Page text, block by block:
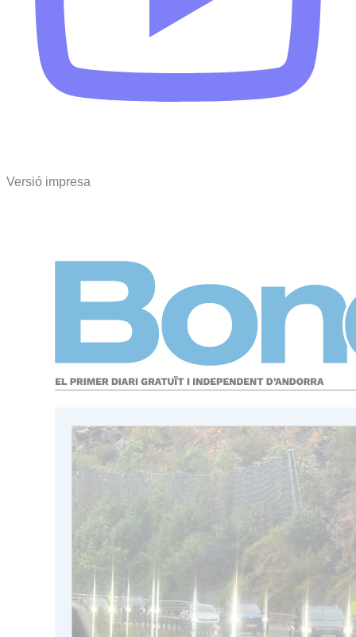
Versió impresa